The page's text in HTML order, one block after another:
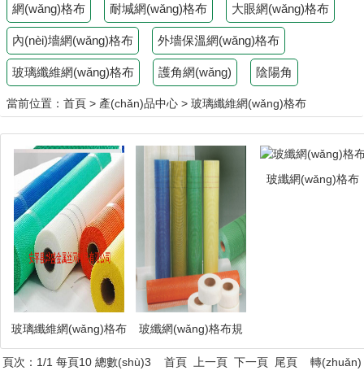
網(wǎng)格布 耐堿網(wǎng)格布 大眼網(wǎng)格布
內(nèi)墻網(wǎng)格布 外墻保溫網(wǎng)格布
玻璃纖維網(wǎng)格布 護角網(wǎng) 陰陽角
當前位置： 首頁 > 產(chǎn)品中心 > 玻璃纖維網(wǎng)格布
玻璃纖維網(wǎng)格布
玻纖網(wǎng)格布規
(guī)格術(shù)語
玻纖網(wǎng)格布
頁次：1/1 每頁10 總數(shù)3 首頁 上一頁 下一頁 尾頁 轉(zhuǎn)